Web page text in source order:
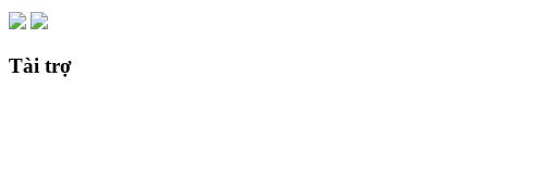
Tài trợ